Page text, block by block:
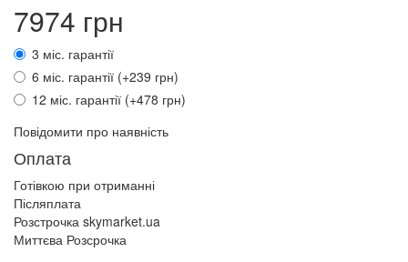
7974 грн
3 міс. гарантії
6 міс. гарантії (+239 грн)
12 міс. гарантії (+478 грн)
Повідомити про наявність
Оплата
Готівкою при отриманні
Післяплата
Розстрочка skymarket.ua
Миттєва Розсрочка